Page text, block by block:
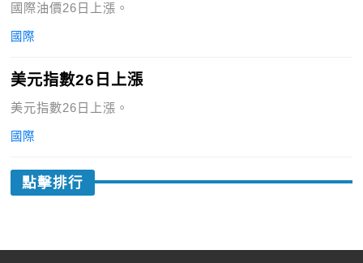
國際油價26日上漲。
國際
美元指數26日上漲
美元指數26日上漲。
國際
點擊排行